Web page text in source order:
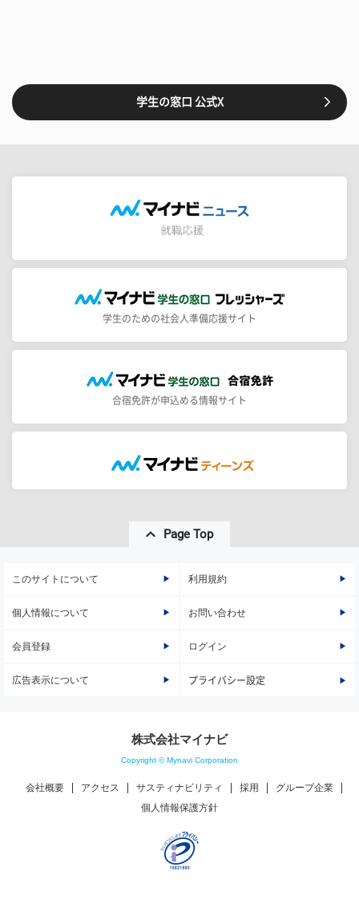
学生の窓口 公式X
学生のための社会人準備応援サイト
合宿免許が申込める情報サイト
Page Top
このサイトについて 利用規約
個人情報について お問い合わせ
会員登録 ログイン
広告表示について プライバシー設定
株式会社マイナビ
Copyright © Mynavi Corporation
会社概要 アクセス サスティナビリティ 採用
グループ企業
個人情報保護方針